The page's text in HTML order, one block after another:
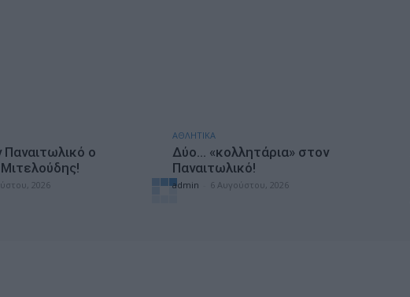
ο
2026
ΑΘΛΗΤΙΚΑ
Δύο… «κολλητάρια» στον
Παναιτωλικό!
admin 6 Αυγούστου, 2026